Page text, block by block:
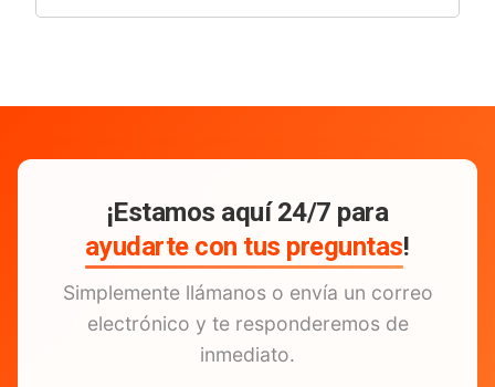
¡Estamos aquí 24/7 para
ayudarte con tus preguntas!
Simplemente llámanos o envía un correo
electrónico y te responderemos de
inmediato.